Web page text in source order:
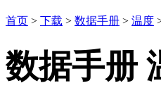
首页 > 下载 > 数据手册 > 温度
数据手册